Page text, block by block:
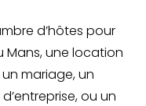
d’hôtes pour
une location
mariage, un
ou un